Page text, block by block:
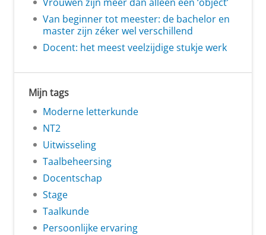
Van beginner tot meester: de bachelor en
master zijn zéker wel verschillend
Docent: het meest veelzijdige stukje werk
Mijn tags
Moderne letterkunde
NT2
Uitwisseling
Taalbeheersing
Docentschap
Stage
Taalkunde
Persoonlijke ervaring